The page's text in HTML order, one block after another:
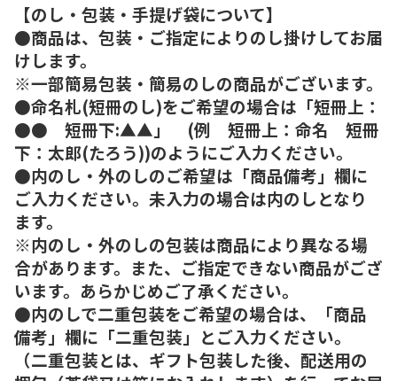
【のし・包装・手提げ袋について】
●商品は、包装・ご指定によりのし掛けしてお届
けします。
※一部簡易包装・簡易のしの商品がございます。
●命名札(短冊のし)をご希望の場合は「短冊上：
●● 短冊下:▲▲」 (例 短冊上：命名 短冊
下：太郎(たろう))のようにご入力ください。
●内のし・外のしのご希望は「商品備考」欄に
ご入力ください。未入力の場合は内のしとなり
ます。
※内のし・外のしの包装は商品により異なる場
合があります。また、ご指定できない商品がござ
います。あらかじめご了承ください。
●内のしで二重包装をご希望の場合は、「商品
備考」欄に「二重包装」とご入力ください。
（二重包装とは、ギフト包装した後、配送用の